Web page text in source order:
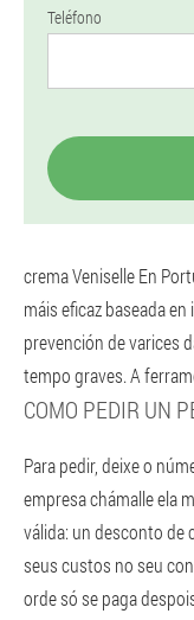
Teléfono
crema Veniselle En
máis eficaz baseada
prevención de varices
tempo graves. A
COMO PEDIR UN
Para pedir, deixe o
empresa chámalle ela
válida: un desconto de
seus custos no seu
orde só se paga